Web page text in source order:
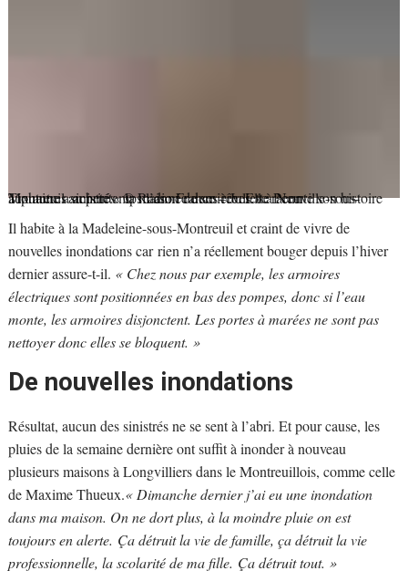
Tiphaine a acheté « la maison de ses rêves » à Neuville-sous-Moutreuil au printemps l’année dernière. Elle raconte son histoire aux autres sinistrés.© Radio France–Juliette Penn
Il habite à la Madeleine-sous-Montreuil et craint de vivre de
nouvelles inondations car rien n’a réellement bouger depuis l’hiver
dernier assure-t-il. « Chez nous par exemple, les armoires
électriques sont positionnées en bas des pompes, donc si l’eau
monte, les armoires disjonctent. Les portes à marées ne sont pas
nettoyer donc elles se bloquent. »
De nouvelles inondations
Résultat, aucun des sinistrés ne se sent à l’abri. Et pour cause, les
pluies de la semaine dernière ont suffit à inonder à nouveau
plusieurs maisons à Longvilliers dans le Montreuillois, comme celle
de Maxime Thueux.« Dimanche dernier j’ai eu une inondation
dans ma maison. On ne dort plus, à la moindre pluie on est
toujours en alerte. Ça détruit la vie de famille, ça détruit la vie
professionnelle, la scolarité de ma fille. Ça détruit tout. »